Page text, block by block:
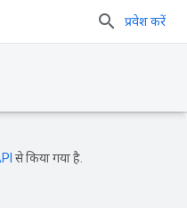
प्रवेश करें
से किया गया है.